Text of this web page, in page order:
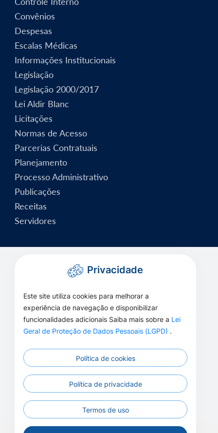
Convênios
Despesas
Escalas Médicas
Informações Institucionais
Legislação
Legislação 2000/2017
Lei Aldir Blanc
Licitações
Normas de Acesso
Parcerias Contratuais
Planejamento
Processo Administrativo
Publicações
Receitas
Servidores
Privacidade
Este site utiliza cookies para melhorar a
experiência de navegação e disponibilizar
funcionalidades adicionais Saiba mais sobre a Lei
Geral de Proteção de Dados Pessoais (LGPD) .
Política de cookies
Política de privacidade
Termos de uso